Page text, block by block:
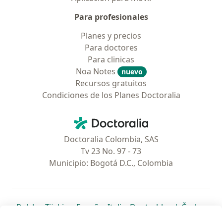
Para profesionales
Planes y precios
Para doctores
Para clinicas
Noa Notes
nuevo
Recursos gratuitos
Condiciones de los Planes Doctoralia
Doctoralia - Página de inicio
Doctoralia Colombia, SAS
Tv 23 No. 97 - 73
Municipio: Bogotá D.C., Colombia
Polska se abre en una nueva pestaña
Türkiye se abre en una nueva pestaña
España se abre en una nueva pestaña
Italia se abre en una nueva
Deutschlandse abre en
Česko